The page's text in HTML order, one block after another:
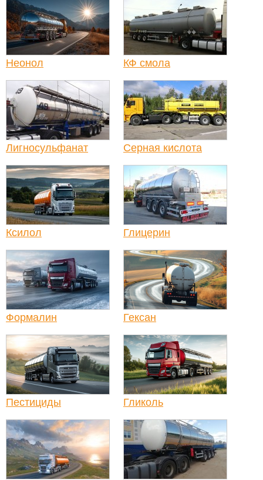
Неонол КФ смола
Лигносульфанат Серная кислота
Ксилол Глицерин
Формалин Гексан
Пестициды Гликоль